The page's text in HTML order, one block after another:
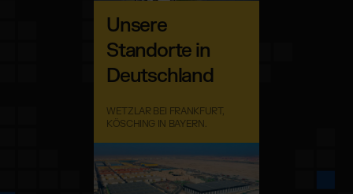
Unsere
Standorte in
Deutschland
WETZLAR BEI FRANKFURT,
KÖSCHING IN BAYERN.